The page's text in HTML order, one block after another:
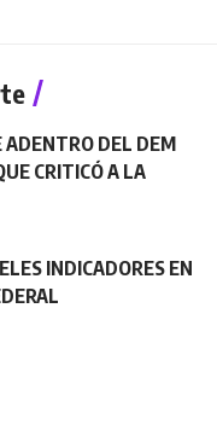
ADENTRO DEL DEM
CRITICÓ A LA
INDICADORES EN